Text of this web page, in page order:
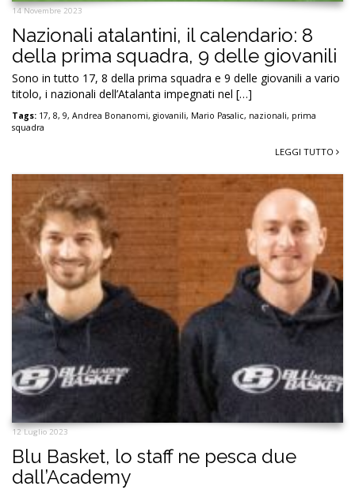
14 Novembre 2023
Nazionali atalantini, il calendario: 8
della prima squadra, 9 delle giovanili
Sono in tutto 17, 8 della prima squadra e 9 delle giovanili a vario
titolo, i nazionali dell’Atalanta impegnati nel […]
Tags: 17, 8, 9, Andrea Bonanomi, giovanili, Mario Pasalic, nazionali, prima
squadra
LEGGI TUTTO
12 Luglio 2023
Blu Basket, lo staff ne pesca due
dall’Academy